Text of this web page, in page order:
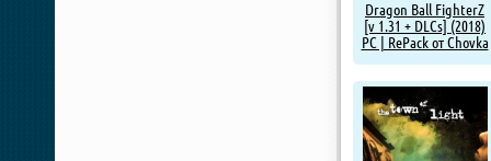
Dragon Ball FighterZ
[v 1.31 + DLCs] (2018)
PC | RePack от Chovka